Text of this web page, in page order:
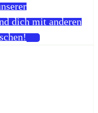
dich mit anderen